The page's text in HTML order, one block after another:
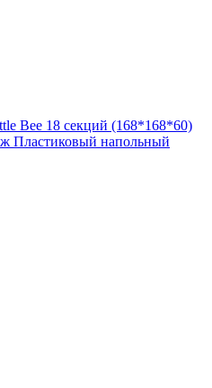
Bee 18 секций (168*168*60)
Пластиковый напольный